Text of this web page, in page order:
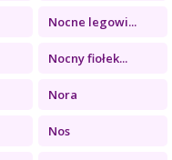
Nocne legowi...
Nocny fiołek...
Nora
Nos